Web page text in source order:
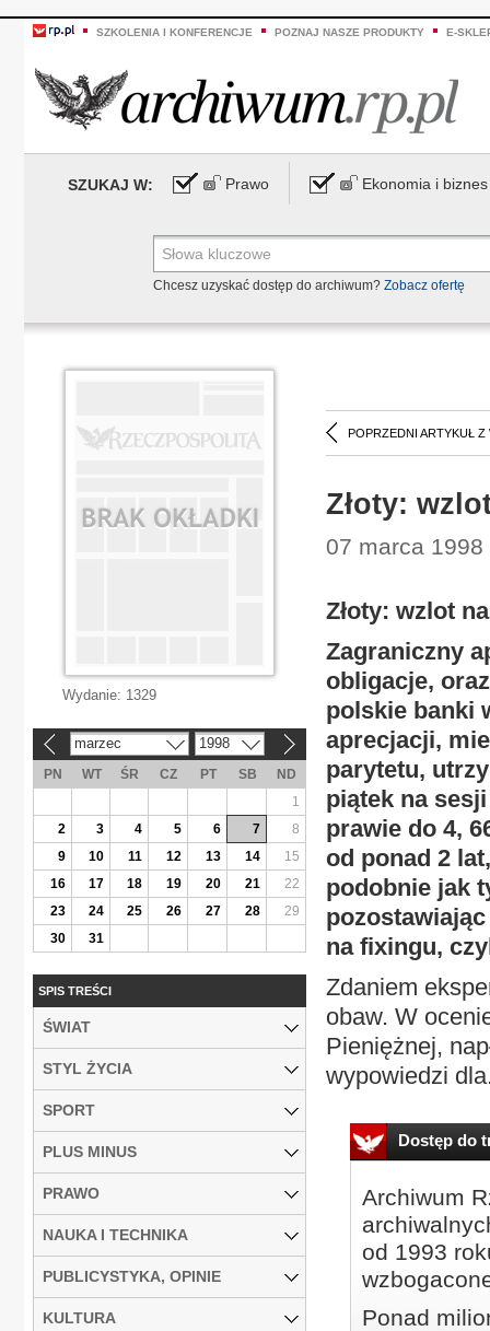
SZKOLENIA I KONFERENCJE POZNAJ NASZE PRODUKTY E-
SZUKAJ W: Prawo Ekonomia i biznes
Chcesz uzyskać dostęp do archiwum? Zobacz ofertę
POPRZEDNI ARTYKUŁ Z
Złoty:
07 marca
Złoty: wzlot
Zagraniczny
obligacje,
polskie banki
aprecjacji,
parytetu,
piątek na
prawie do 4,
od ponad 2
podobnie jak
na fixingu,
Zdaniem
obaw. W
Pieniężnej,
wypowiedzi
Dostęp do
Archiwum
od 1993
Ponad
Wydanie: 1329
marzec 1998
PN WT ŚR CZ PT SB
ND
1
2
3 4 5 6 7
8
9
10 11 12 13 14
15
16
17 18 19 20 21
22
23
24 25 26 27 28
29
30
31
SPIS TREŚCI
ŚWIAT
STYL ŻYCIA
SPORT
PLUS MINUS
PRAWO
NAUKA I TECHNIKA
PUBLICYSTYKA, OPINIE
KULTURA